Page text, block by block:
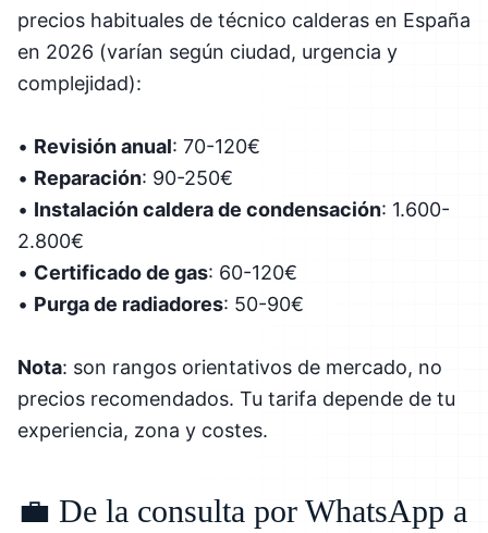
precios habituales de técnico calderas en España
en 2026 (varían según ciudad, urgencia y
complejidad):
• Revisión anual: 70-120€
• Reparación: 90-250€
• Instalación caldera de condensación: 1.600-
2.800€
• Certificado de gas: 60-120€
• Purga de radiadores: 50-90€
Nota: son rangos orientativos de mercado, no
precios recomendados. Tu tarifa depende de tu
experiencia, zona y costes.
💼 De la consulta por WhatsApp a